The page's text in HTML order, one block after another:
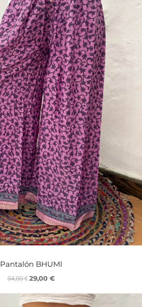
Pantalón BHUMI
34,00€ 29,00 €